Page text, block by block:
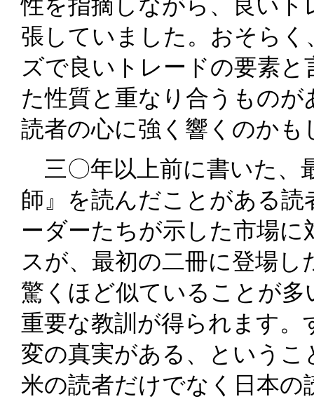
性を指摘しながら、良い
張していました。おそら
ズで良いトレードの要素
た性質と重なり合うもの
読者の心に強く響くのかも
三〇年以上前に書いた、
師』を読んだことがある
ーダーたちが示した市場
スが、最初の二冊に登場
驚くほど似ていることが
重要な教訓が得られます
変の真実がある、という
米の読者だけでなく日本